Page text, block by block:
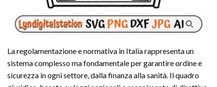
La regolamentazione e normativa in Italia rappresenta un
sistema complesso ma fondamentale per garantire ordine e
sicurezza in ogni settore, dalla finanza alla sanità. Il quadro